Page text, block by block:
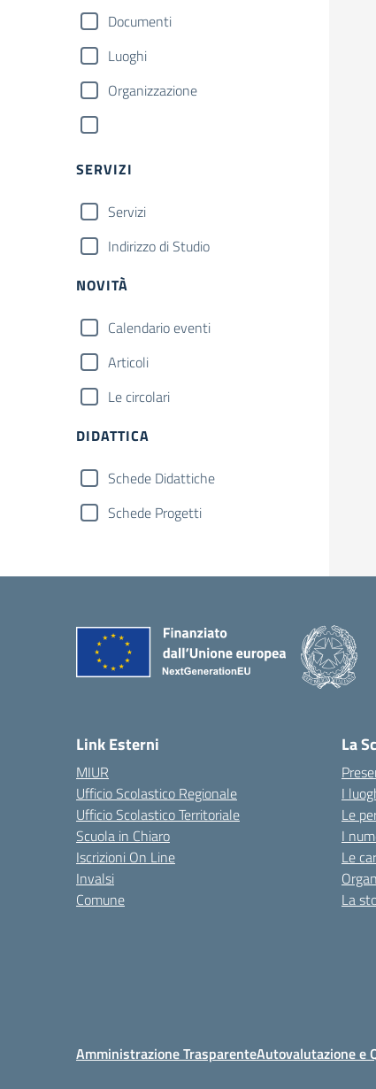
Documenti
Luoghi
Organizzazione
SERVIZI
Servizi
Indirizzo di Studio
NOVITÀ
Calendario eventi
Articoli
Le circolari
DIDATTICA
Schede Didattiche
Schede Progetti
Link Esterni
MIUR
Ufficio Scolastico Regionale
Ufficio Scolastico Territoriale
Scuola in Chiaro
Iscrizioni On Line
Invalsi
Comune
La
I
Le
I
Le
La
Amministrazione TrasparenteAutovalutazione e